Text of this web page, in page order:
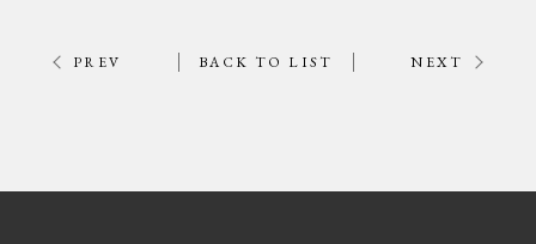
PREV BACK TO LIST NEXT